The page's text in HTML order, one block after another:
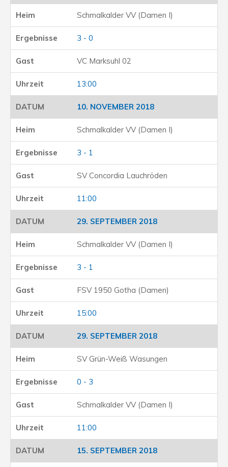
Schmalkalder VV (Damen I)
3 - 0
VC Marksuhl 02
13:00
10. NOVEMBER 2018
Schmalkalder VV (Damen I)
3 - 1
SV Concordia Lauchröden
11:00
29. SEPTEMBER 2018
Schmalkalder VV (Damen I)
3 - 1
FSV 1950 Gotha (Damen)
15:00
29. SEPTEMBER 2018
SV Grün-Weiß Wasungen
0 - 3
Schmalkalder VV (Damen I)
11:00
15. SEPTEMBER 2018